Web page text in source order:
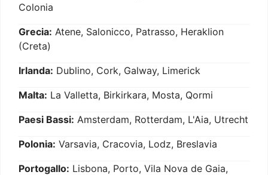
Colonia
Grecia: Atene, Salonicco, Patrasso, Heraklion
(Creta)
Irlanda: Dublino, Cork, Galway, Limerick
Malta: La Valletta, Birkirkara, Mosta, Qormi
Paesi Bassi: Amsterdam, Rotterdam, L'Aia, Utrecht
Polonia: Varsavia, Cracovia, Lodz, Breslavia
Portogallo: Lisbona, Porto, Vila Nova de Gaia,